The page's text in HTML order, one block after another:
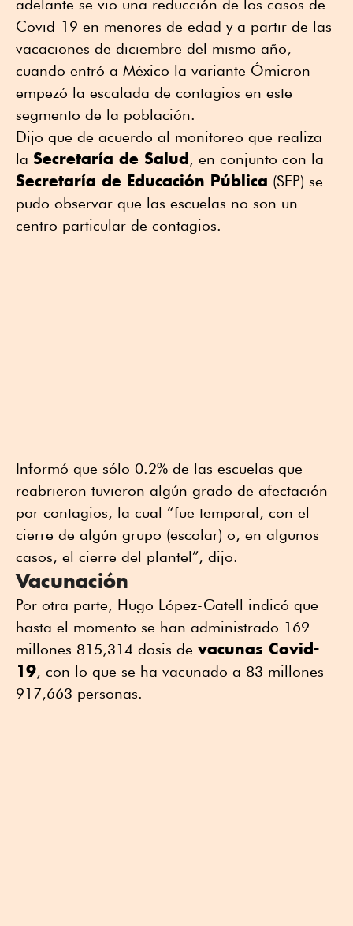
adelante se vio una reducción de los casos de
Covid-19 en menores de edad y a partir de las
vacaciones de diciembre del mismo año,
cuando entró a México la variante Ómicron
empezó la escalada de contagios en este
segmento de la población.
Dijo que de acuerdo al monitoreo que realiza
la Secretaría de Salud, en conjunto con la
Secretaría de Educación Pública (SEP) se
pudo observar que las escuelas no son un
centro particular de contagios.
Informó que sólo 0.2% de las escuelas que
reabrieron tuvieron algún grado de afectación
por contagios, la cual “fue temporal, con el
cierre de algún grupo (escolar) o, en algunos
casos, el cierre del plantel”, dijo.
Vacunación
Por otra parte, Hugo López-Gatell indicó que
hasta el momento se han administrado 169
millones 815,314 dosis de vacunas Covid-
19, con lo que se ha vacunado a 83 millones
917,663 personas.